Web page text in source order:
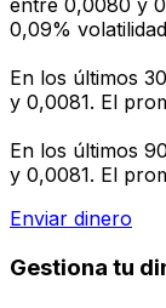
entre 0,0080 y
0,09%
En los últimos
y 0,0081. El
En los últimos
y 0,0081. El
Enviar dinero
Gestiona tu